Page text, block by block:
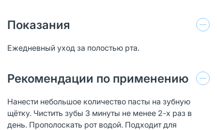
Показания
Ежедневный уход за полостью рта.
Рекомендации по применению
Нанести небольшое количество пасты на зубную
щётку. Чистить зубы 3 минуты не менее 2-х раз в
день. Прополоскать рот водой. Подходит для